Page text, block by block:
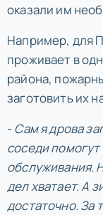
оказали им
Например, для
проживает в
района,
заготовить их
- Сам я дрова
соседи
обслуживания.
дел хватает. А
достаточно. За